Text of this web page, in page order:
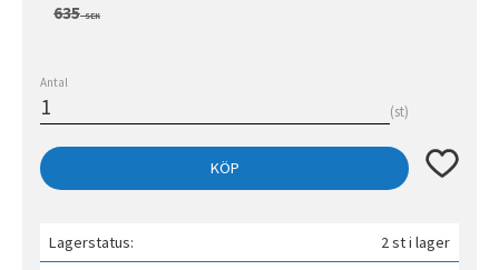
Ordinarie pris:
635SEK
Antal
st
KÖP Lägg till
Lagerstatus
2 st i lager